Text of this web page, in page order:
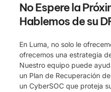
No Espere la
Hablemos de su
En Luma, no solo le
ofrecemos una estrategia
Nuestro equipo puede
un Plan de Recuperación
un CyberSOC que proteja